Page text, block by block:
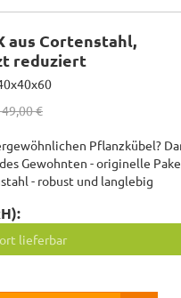
aus Cortenstahl,
reduziert
€
Pflanzkübel?
Gewohnten - originelle
- robust und langlebig
lieferbar